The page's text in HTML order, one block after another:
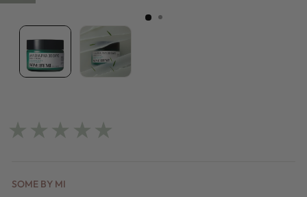
★★★★★
SOME BY MI